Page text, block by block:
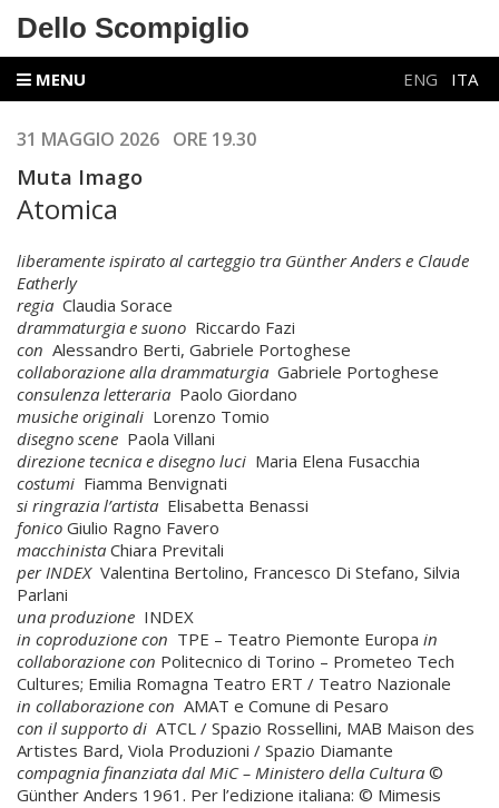
Dello Scompiglio
MENU ENG ITA
31 MAGGIO 2026 ORE 19.30
Muta Imago
Atomica
liberamente ispirato al carteggio tra Günther Anders e Claude
Eatherly
regia Claudia Sorace
drammaturgia e suono Riccardo Fazi
con Alessandro Berti, Gabriele Portoghese
collaborazione alla drammaturgia Gabriele Portoghese
consulenza letteraria Paolo Giordano
musiche originali Lorenzo Tomio
disegno scene Paola Villani
direzione tecnica e disegno luci Maria Elena Fusacchia
costumi Fiamma Benvignati
si ringrazia l’artista Elisabetta Benassi
fonico Giulio Ragno Favero
macchinista Chiara Previtali
per INDEXValentina Bertolino, Francesco Di Stefano, Silvia
Parlani
una produzione INDEX
in coproduzione con TPE – Teatro Piemonte Europa in
collaborazione con Politecnico di Torino – Prometeo Tech
Cultures; Emilia Romagna Teatro ERT / Teatro Nazionale
in collaborazione con AMAT e Comune di Pesaro
con il supporto di ATCL / Spazio Rossellini, MAB Maison des
Artistes Bard, Viola Produzioni / Spazio Diamante
compagnia finanziata dal MiC – Ministero della Cultura ©
Günther Anders 1961. Per l’edizione italiana: © Mimesis